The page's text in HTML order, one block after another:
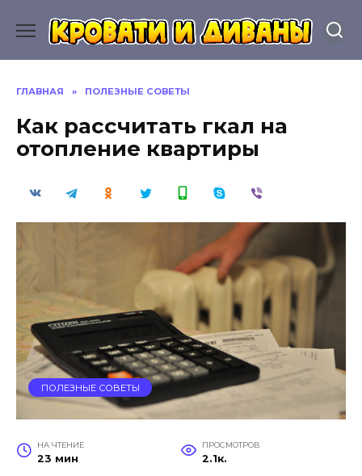
содержанию
ГЛАВНАЯ » ПОЛЕЗНЫЕ СОВЕТЫ
Как рассчитать гкал на
отопление квартиры
ПОЛЕЗНЫЕ СОВЕТЫ
НА ЧТЕНИЕ
23 мин
ПРОСМОТРОВ
2.1к.